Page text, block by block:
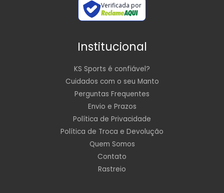
Verificada por
Institucional
KS Sports é confiável?
Cuidados com o seu Manto
Perguntas Frequentes
Envio e Prazos
Política de Privacidade
Política de Troca e Devolução
Quem Somos
Contato
Rastreio